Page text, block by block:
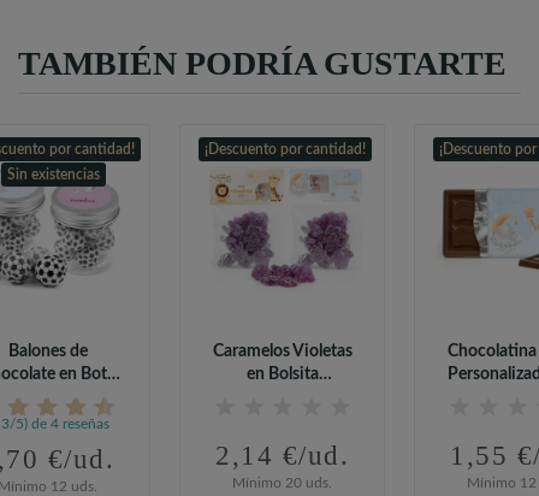
TAMBIÉN PODRÍA GUSTARTE
por cantidad!
Sin existencias
Balones de
en Bote
para...
5) de 4 reseñas
€/ud.
12 uds.
¡Descuento por cantidad!
Caramelos Violetas
en Bolsita
2,14 €/ud.
Mínimo 20 uds.
¡Descuento
Chocolatina
1,55
Mínimo 12